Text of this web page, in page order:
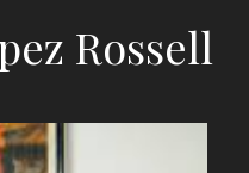
Rossell